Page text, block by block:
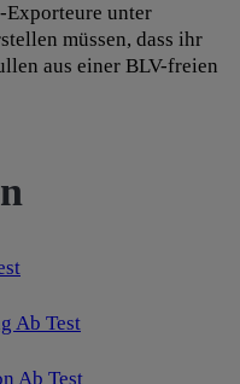
Exporteure unter
müssen, dass ihr
aus einer BLV-freien
Ab Test
Ab Test